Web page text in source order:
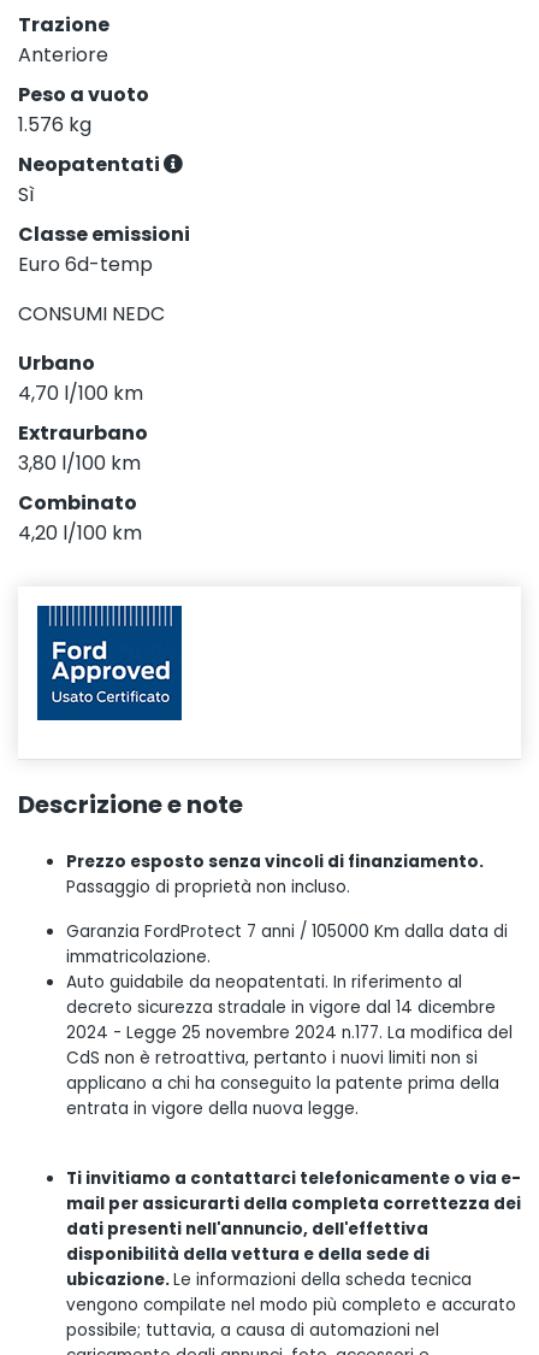
Trazione
Anteriore
Peso a vuoto
1.576 kg
Neopatentati
Sì
Classe emissioni
Euro 6d-temp
CONSUMI NEDC
Urbano
4,70 l/100 km
Extraurbano
3,80 l/100 km
Combinato
4,20 l/100 km
Descrizione e note
Prezzo esposto senza vincoli di finanziamento.
Passaggio di proprietà non incluso.
Garanzia FordProtect 7 anni / 105000 Km dalla data di
immatricolazione.
Auto guidabile da neopatentati. In riferimento al
decreto sicurezza stradale in vigore dal 14 dicembre
2024 - Legge 25 novembre 2024 n.177. La modifica del
CdS non è retroattiva, pertanto i nuovi limiti non si
applicano a chi ha conseguito la patente prima della
entrata in vigore della nuova legge.
Ti invitiamo a contattarci telefonicamente o via e-
mail per assicurarti della completa correttezza dei
dati presenti nell'annuncio, dell'effettiva
disponibilità della vettura e della sede di
ubicazione.Le informazioni della scheda tecnica
vengono compilate nel modo più completo e accurato
possibile; tuttavia, a causa di automazioni nel